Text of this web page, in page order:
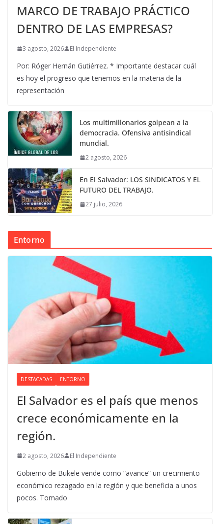
MARCO DE TRABAJO PRÁCTICO
DENTRO DE LAS EMPRESAS?
3 agosto, 2026 El Independiente
Por: Róger Hernán Gutiérrez. * Importante destacar cuál
es hoy el progreso que tenemos en la materia de la
representación
Los multimillonarios golpean a la
democracia. Ofensiva antisindical
mundial.
2 agosto, 2026
En El Salvador: LOS SINDICATOS Y EL
FUTURO DEL TRABAJO.
27 julio, 2026
Entorno
DESTACADAS ENTORNO
El Salvador es el país que menos
crece económicamente en la
región.
2 agosto, 2026 El Independiente
Gobierno de Bukele vende como “avance” un crecimiento
económico rezagado en la región y que beneficia a unos
pocos. Tomado